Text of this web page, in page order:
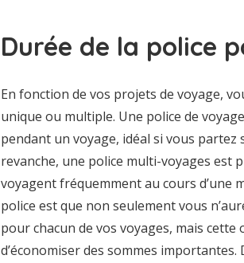
Durée de la police
En fonction de vos projets de voyage,
unique ou multiple. Une police de
pendant un voyage, idéal si vous partez
revanche, une police multi-voyages est
voyagent fréquemment au cours d’une
police est que non seulement vous
pour chacun de vos voyages, mais
d’économiser des sommes importantes.